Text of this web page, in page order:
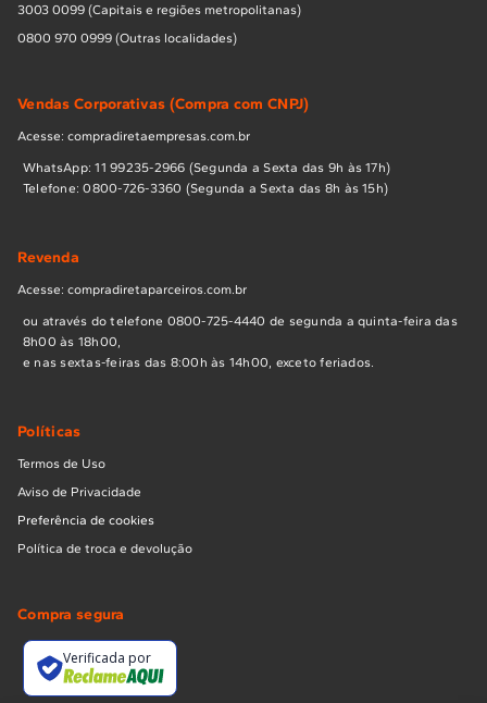
3003 0099 (Capitais e regiões metropolitanas)
0800 970 0999 (Outras localidades)
Vendas Corporativas (Compra com CNPJ)
Acesse: compradiretaempresas.com.br
WhatsApp: 11 99235-2966 (Segunda a Sexta das 9h às 17h)
Telefone: 0800-726-3360 (Segunda a Sexta das 8h às 15h)
Revenda
Acesse: compradiretaparceiros.com.br
ou através do telefone 0800-725-4440 de segunda a quinta-feira das
8h00 às 18h00,
e nas sextas-feiras das 8:00h às 14h00, exceto feriados.
Políticas
Termos de Uso
Aviso de Privacidade
Preferência de cookies
Política de troca e devolução
Compra segura
Verificada por